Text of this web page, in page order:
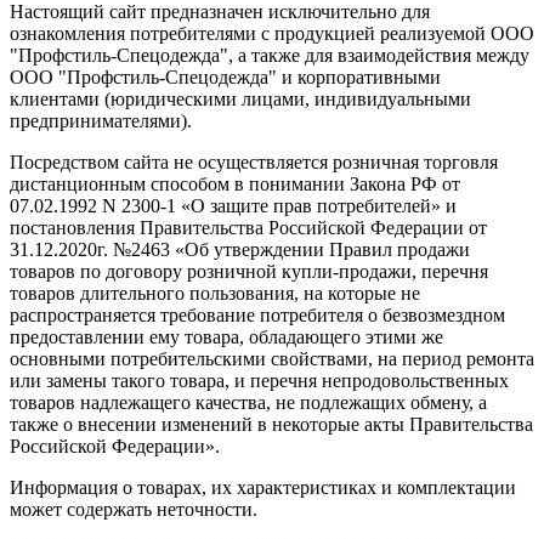
Настоящий сайт предназначен исключительно для
ознакомления потребителями с продукцией реализуемой ООО
"Профстиль-Спецодежда", а также для взаимодействия между
ООО "Профстиль-Спецодежда" и корпоративными
клиентами (юридическими лицами, индивидуальными
предпринимателями).
Посредством сайта не осуществляется розничная торговля
дистанционным способом в понимании Закона РФ от
07.02.1992 N 2300-1 «О защите прав потребителей» и
постановления Правительства Российской Федерации от
31.12.2020г. №2463 «Об утверждении Правил продажи
товаров по договору розничной купли-продажи, перечня
товаров длительного пользования, на которые не
распространяется требование потребителя о безвозмездном
предоставлении ему товара, обладающего этими же
основными потребительскими свойствами, на период ремонта
или замены такого товара, и перечня непродовольственных
товаров надлежащего качества, не подлежащих обмену, а
также о внесении изменений в некоторые акты Правительства
Российской Федерации».
Информация о товарах, их характеристиках и комплектации
может содержать неточности.